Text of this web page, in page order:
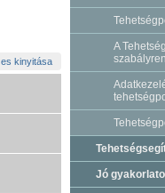
kinyitása
A
Jó